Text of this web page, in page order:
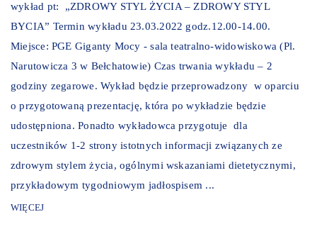
wykład pt: „ZDROWY STYL ŻYCIA – ZDROWY STYL
BYCIA” Termin wykładu 23.03.2022 godz.12.00-14.00.
Miejsce: PGE Giganty Mocy - sala teatralno-widowiskowa (Pl.
Narutowicza 3 w Bełchatowie) Czas trwania wykładu – 2
godziny zegarowe. Wykład będzie przeprowadzony w oparciu
o przygotowaną prezentację, która po wykładzie będzie
udostępniona. Ponadto wykładowca przygotuje dla
uczestników 1-2 strony istotnych informacji związanych ze
zdrowym stylem życia, ogólnymi wskazaniami dietetycznymi,
przykładowym tygodniowym jadłospisem ...
WIĘCEJ